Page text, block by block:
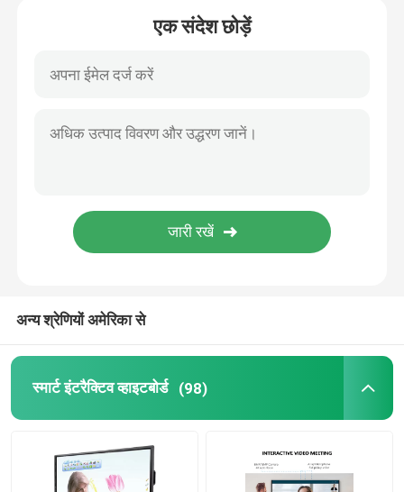
डिजिटल साइनेज प्लेयर
मोबाइल टीवी मॉनिटर स्टैंड
स्मार्ट क्लासरूम पोडियम
एक संदेश छोड़ें
अन्य श्रेणियों अमेरिका से
स्मार्ट इंटरैक्टिव व्हाइटबोर्ड (98)